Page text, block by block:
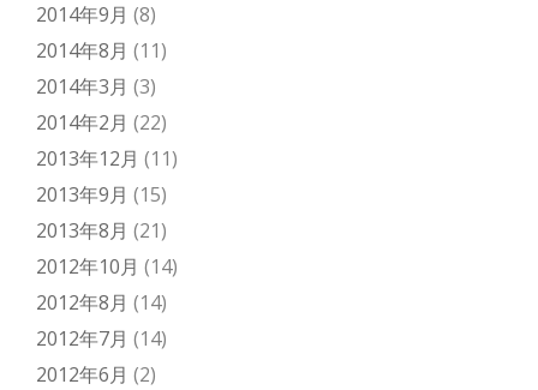
2014年9月 (8)
2014年8月 (11)
2014年3月 (3)
2014年2月 (22)
2013年12月 (11)
2013年9月 (15)
2013年8月 (21)
2012年10月 (14)
2012年8月 (14)
2012年7月 (14)
2012年6月 (2)